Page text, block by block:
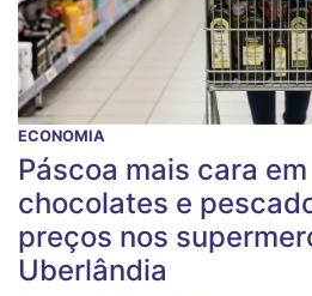
ECONOMIA
Páscoa mais cara
chocolates e
preços nos
Uberlândia